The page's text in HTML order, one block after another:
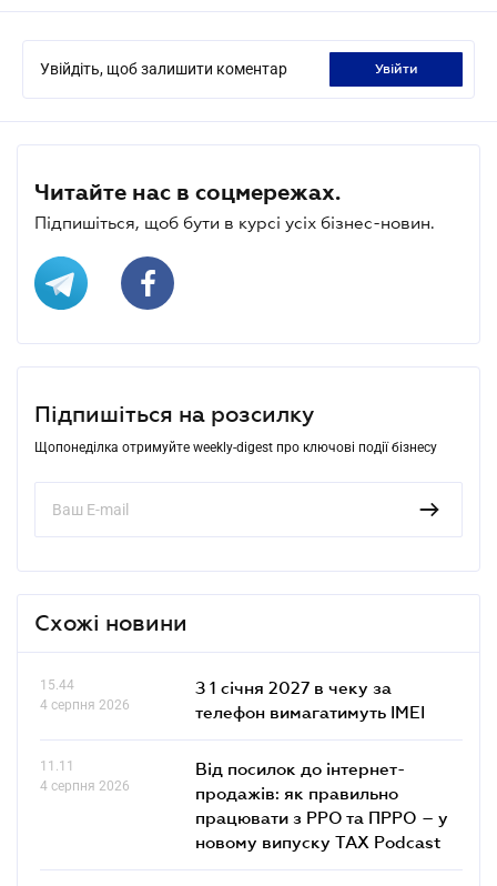
Увійдіть, щоб залишити коментар увійти
Читайте нас в соцмережах.
Підпишіться, щоб бути в курсі усіх бізнес-новин.
Підпишіться на розсилку
Щопонеділка отримуйте weekly-digest про ключові події бізнесу
Схожі новини
15.44
4 серпня 2026
З 1 січня 2027 в чеку за
телефон вимагатимуть IMEI
11.11
4 серпня 2026
Від посилок до інтернет-
продажів: як правильно
працювати з РРО та ПРРО – у
новому випуску TAX Podcast